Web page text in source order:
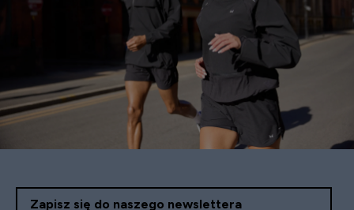
Zapisz się do naszego newslettera